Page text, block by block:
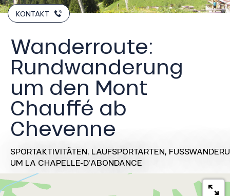
KONTAKT
Wanderroute:
Rundwanderung
um den Mont
Chauffé ab
Chevenne
SPORTAKTIVITÄTEN, LAUFSPORTARTEN,
UM LA CHAPELLE-D'ABONDANCE